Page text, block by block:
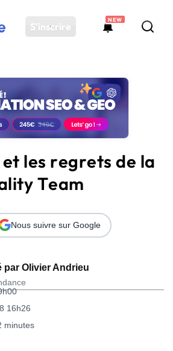
S'inscrire
NEW
les regrets de la
Team
par Olivier Andrieu
16h26
minutes
Nous suivre sur Google